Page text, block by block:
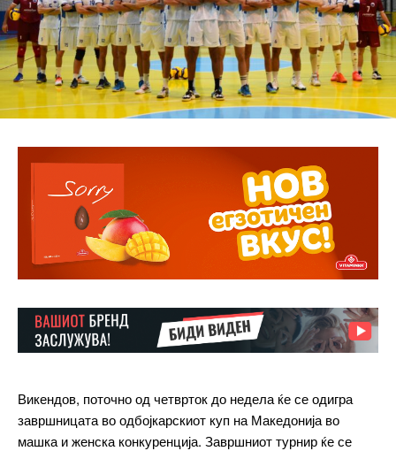
Викендов, поточно од четврток до недела ќе се одигра
завршницата во одбојкарскиот куп на Македонија во
машка и женска конкуренција. Завршниот турнир ќе се